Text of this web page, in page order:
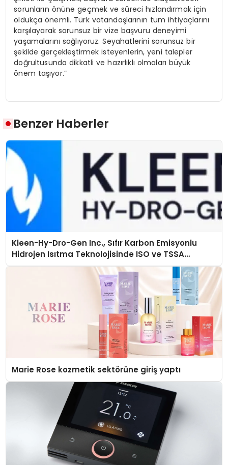
sorunların önüne geçmek ve süreci hızlandırmak için
oldukça önemli. Türk vatandaşlarının tüm ihtiyaçlarını
karşılayarak sorunsuz bir vize başvuru deneyimi
yaşamalarını sağlıyoruz. Seyahatlerini sorunsuz bir
şekilde gerçekleştirmek isteyenlerin, yeni talepler
doğrultusunda dikkatli ve hazırlıklı olmaları büyük
önem taşıyor.”
Benzer Haberler
Kleen-Hy-Dro-Gen Inc., Sıfır Karbon Emisyonlu
Hidrojen Isıtma Teknolojisinde ISO ve TSSA
Düzenleyici Onaylarını Aldı
Marie Rose kozmetik sektörüne giriş yaptı